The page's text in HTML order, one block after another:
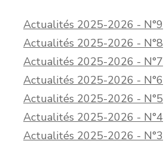
Actualités 2025-2026 - N°9
Actualités 2025-2026 - N°8
Actualités 2025-2026 - N°7
Actualités 2025-2026 - N°6
Actualités 2025-2026 - N°5
Actualités 2025-2026 - N°4
Actualités 2025-2026 - N°3